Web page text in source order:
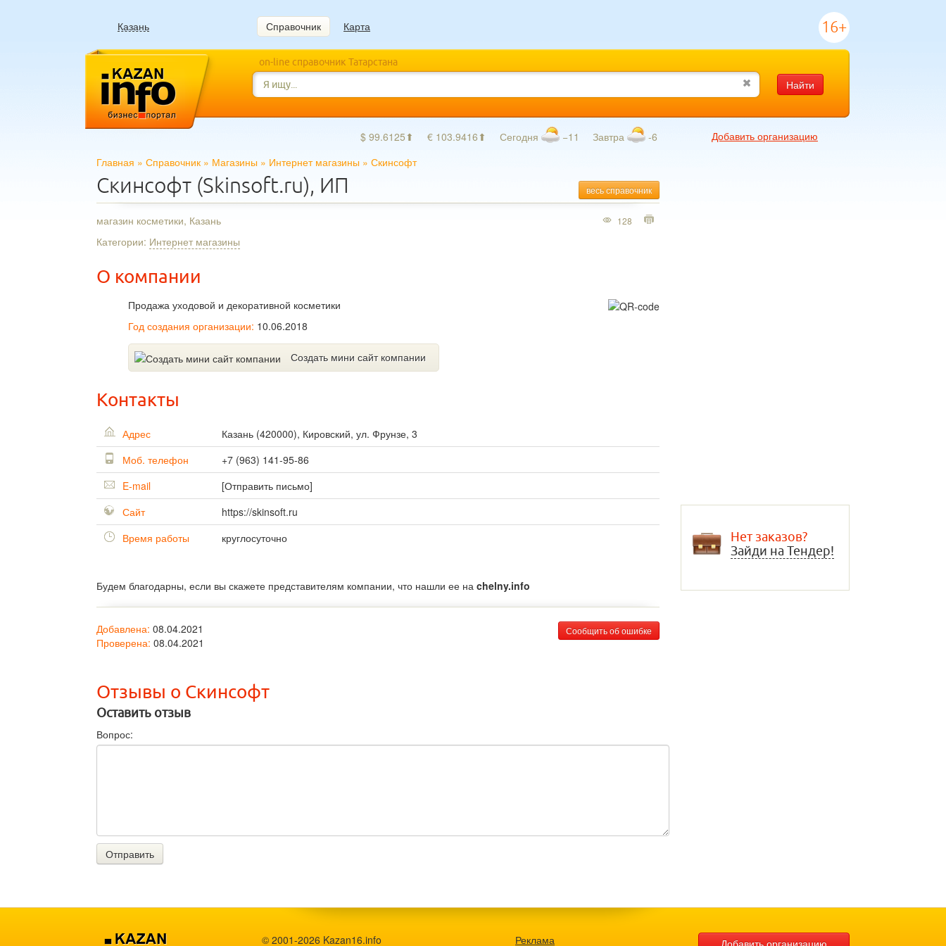
Казань Справочник Карта 16+
on-line справочник Татарстана
Найти
$ 99.6125⬆ € 103.9416⬆ Сегодня −11 Завтра -6
Добавить организацию
Главная » Справочник » Магазины » Интернет магазины » Скинсофт
весь справочник
Скинсофт (Skinsoft.ru), ИП
магазин косметики, Казань
Категории: Интернет магазины
О компании
Продажа уходовой и декоративной косметики
Год создания организации: 10.06.2018
Создать мини сайт компании
128
Контакты
Адрес Казань (420000), Кировский, ул. Фрунзе, 3
Моб. телефон
+7 (963) 141-95-86
E-mail
[Отправить письмо]
Сайт
https://skinsoft.ru
Время работы
круглосуточно
Будем благодарны, если вы скажете представителям компании, что нашли ее на chelny.info
Сообщить об ошибке
Добавлена: 08.04.2021
Проверена: 08.04.2021
Отзывы о Скинсофт
Оставить отзыв
Вопрос:
Отправить
Нет заказов?
Зайди на Тендер!
© 2001-2026 Kazan16.info Реклама